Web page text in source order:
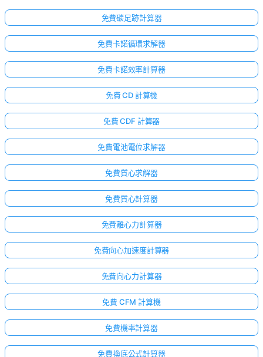
免費碳足跡計算器
免費卡諾循環求解器
免費卡諾效率計算器
免費 CD 計算機
免費 CDF 計算器
免費電池電位求解器
免費質心求解器
免費質心計算器
免費離心力計算器
免費向心加速度計算器
免費向心力計算器
免費 CFM 計算機
免費機率計算器
免費換底公式計算器